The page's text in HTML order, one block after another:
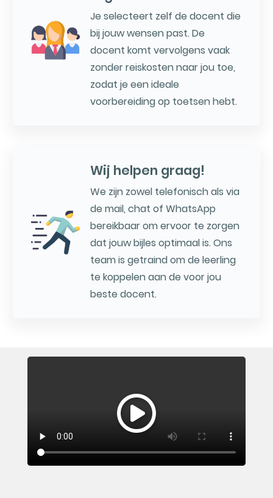
Je selecteert zelf de docent die
bij jouw wensen past. De
docent komt vervolgens vaak
zonder reiskosten naar jou toe,
zodat je een ideale
voorbereiding op toetsen hebt.
Wij helpen graag!
We zijn zowel telefonisch als via
de mail, chat of WhatsApp
bereikbaar om ervoor te zorgen
dat jouw bijles optimaal is. Ons
team is getraind om de leerling
te koppelen aan de voor jou
beste docent.